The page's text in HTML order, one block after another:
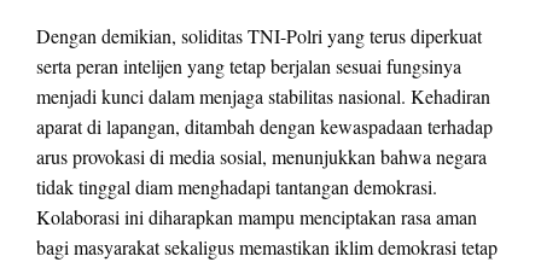
Dengan demikian, soliditas TNI-Polri yang terus diperkuat
serta peran intelijen yang tetap berjalan sesuai fungsinya
menjadi kunci dalam menjaga stabilitas nasional. Kehadiran
aparat di lapangan, ditambah dengan kewaspadaan terhadap
arus provokasi di media sosial, menunjukkan bahwa negara
tidak tinggal diam menghadapi tantangan demokrasi.
Kolaborasi ini diharapkan mampu menciptakan rasa aman
bagi masyarakat sekaligus memastikan iklim demokrasi tetap